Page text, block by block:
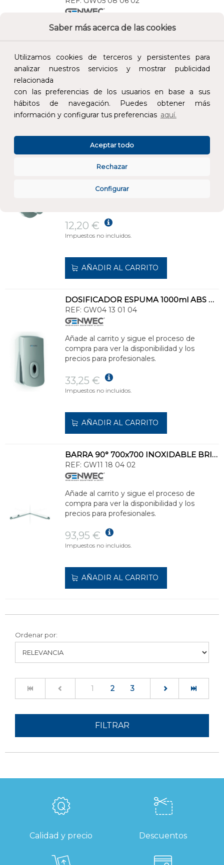
Saber más acerca de las cookies
Utilizamos cookies de terceros y persistentes para
analizar nuestros servicios y mostrar publicidad
relacionada
con las preferencias de los usuarios en base a sus
hábitos de navegación. Puedes obtener más
información y configurar tus preferencias aquí.
Configurar
Rechazar
Aceptar todo
Añade al carrito y sigue el proceso de
40,50 €
AÑADIR AL CARRITO
REF:GW05 01 04 01
compra para ver la disponibilidad y los
12,20 €
Impuestos no incluidos.
AÑADIR AL CARRITO
DOSIFICADOR ESPUMA 1000ml ABS PLATEADO
REF: GW04 13 01 04
Añade al carrito y sigue el proceso de
compra para ver la disponibilidad y los
precios para profesionales.
33,25 €
Impuestos no incluidos.
AÑADIR AL CARRITO
BARRA 90° 700x700 INOXIDABLE BRILLANTE
REF: GW11 18 04 02
Añade al carrito y sigue el proceso de
compra para ver la disponibilidad y los
precios para profesionales.
93,95 €
Impuestos no incluidos.
AÑADIR AL CARRITO
Ordenar por:
1 (current)
2 3
FILTRAR
Calidad y precio Descuentos